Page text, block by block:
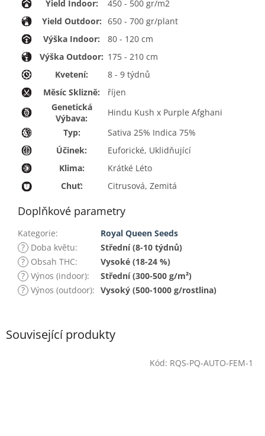
Související produkty
Kód: RQS-PQ-AUTO-FEM-1
Yield Indoor:
450 - 500 gr/m2
Yield Outdoor: 650 - 700 gr/plant
Výška Indoor:
80 - 120 cm
Výška Outdoor: 175 - 210 cm
Kvetení:
8 - 9 týdnů
Měsíc Sklizně:
říjen
Genetická
Výbava:
Hindu Kush x Purple Afghani
Typ:
Sativa 25% Indica 75%
Účinek:
Euforické, Uklidňující
Klima:
Krátké Léto
Chuť:
Citrusová, Zemitá
Doplňkové parametry
Kategorie:
Royal Queen Seeds
? Doba květu:
Střední (8-10 týdnů)
? Obsah THC:
Vysoké (18-24 %)
? Výnos (indoor):
Střední (300-500 g/m²)
? Výnos (outdoor): Vysoký (500-1000 g/rostlina)